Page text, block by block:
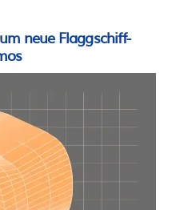
neue Flaggschiff-